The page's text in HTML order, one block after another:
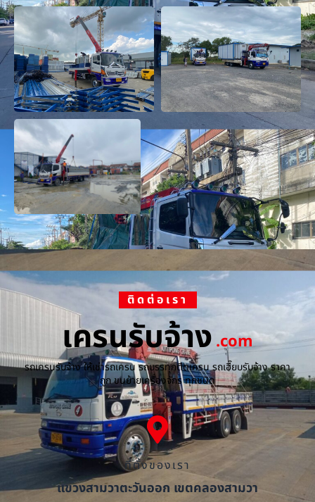
ติดต่อเรา
เครนรับจ้าง.com
รถเครนรับจ้าง ให้เช่ารถเครน รถบรรทุกติดเครน รถเฮี๊ยบรับจ้าง ราคา
ถูก ขนย้ายเครื่องจักร ทุกชนิด
ที่ตั้งของเรา
แขวงสามวาตะวันออก เขตคลองสามวา